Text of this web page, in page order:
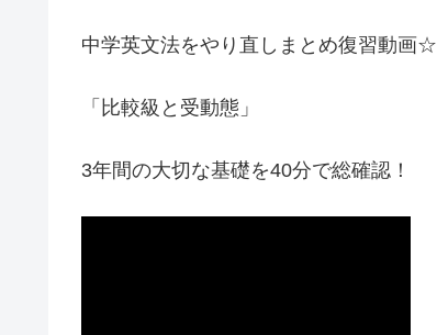
中学英文法をやり直しまとめ復習動画☆
「比較級と受動態」
3年間の大切な基礎を40分で総確認！